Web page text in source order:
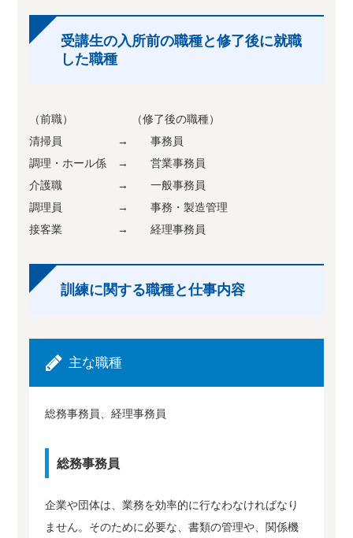
受講生の入所前の職種と修了後に就職
した職種
（前職） （修了後の職種）
清掃員 → 事務員
調理・ホール係 → 営業事務員
介護職 → 一般事務員
調理員 → 事務・製造管理
接客業 → 経理事務員
訓練に関する職種と仕事内容
主な職種
総務事務員、経理事務員
総務事務員
企業や団体は、業務を効率的に行なわなければなり
ません。そのために必要な、書類の管理や、関係機